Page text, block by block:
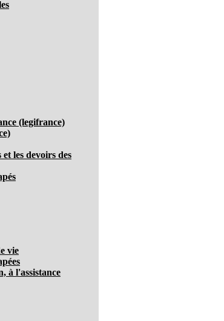
(legifrance)
les devoirs des
vie
à l'assistance